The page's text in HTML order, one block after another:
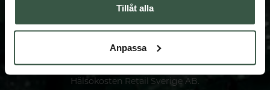
Tillåt alla
Anpassa
nyheter och erbjudanden.
När du anmäler dig till vårt nyhetsbrev samtycker du
kan närsomhelst återkalla samtycket genom att avsluta
din prenumeration. Personuppgiftsansvarig är
Hälsokosten Retail Sverige AB.